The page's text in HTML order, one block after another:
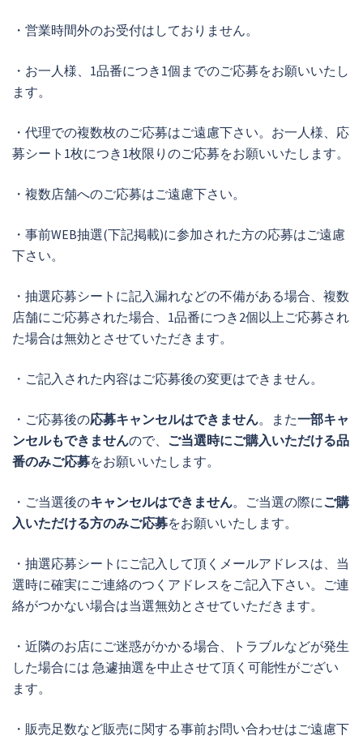
・営業時間外のお受付はしておりません。
・お一人様、1品番につき1個までのご応募をお願いいたし
ます。
・代理での複数枚のご応募はご遠慮下さい。お一人様、応
募シート1枚につき1枚限りのご応募をお願いいたします。
・複数店舗へのご応募はご遠慮下さい。
・事前WEB抽選(下記掲載)に参加された方の応募はご遠慮
下さい。
・抽選応募シートに記入漏れなどの不備がある場合、複数
店舗にご応募された場合、1品番につき2個以上ご応募され
た場合は無効とさせていただきます。
・ご記入された内容はご応募後の変更はできません。
・ご応募後の応募キャンセルはできません。また一部キャ
ンセルもできませんので、 ご当選時にご購入いただける品
番のみご応募をお願いいたします。
・ご当選後のキャンセルはできません。ご当選の際に ご購
入いただける方のみご応募をお願いいたします。
・抽選応募シートにご記入して頂くメールアドレスは、当
選時に確実にご連絡のつくアドレスをご記入下さい。ご連
絡がつかない場合は当選無効とさせていただきます。
・近隣のお店にご迷惑がかかる場合、トラブルなどが発生
した場合には 急遽抽選を中止させて頂く可能性がござい
ます。
・販売足数など販売に関する事前お問い合わせはご遠慮下